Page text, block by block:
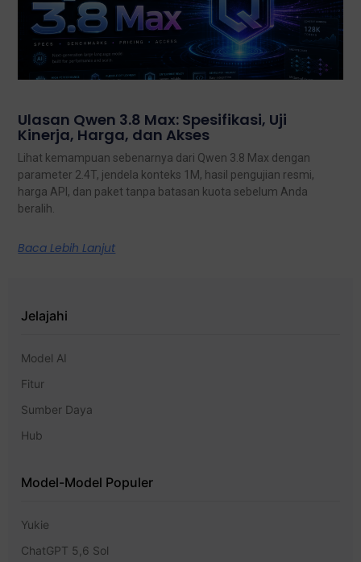
Ulasan Qwen 3.8 Max: Spesifikasi, Uji
Kinerja, Harga, dan Akses
Lihat kemampuan sebenarnya dari Qwen 3.8 Max dengan
parameter 2.4T, jendela konteks 1M, hasil pengujian resmi,
harga API, dan paket tanpa batasan kuota sebelum Anda
beralih.
Baca Lebih Lanjut
Jelajahi
Model AI
Fitur
Sumber Daya
Hub
Model-Model Populer
Yukie
ChatGPT 5,6 Sol